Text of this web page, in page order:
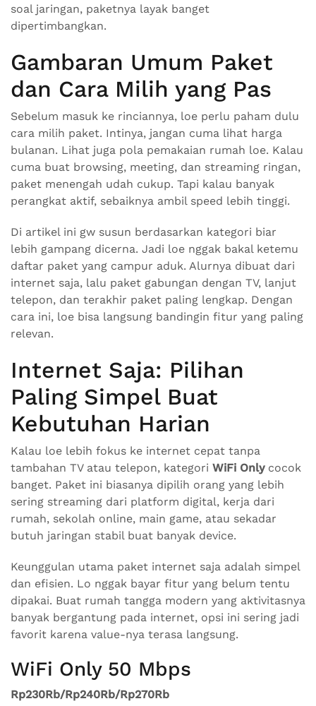
soal jaringan, paketnya layak banget
dipertimbangkan.
Gambaran Umum Paket
dan Cara Milih yang Pas
Sebelum masuk ke rinciannya, loe perlu paham dulu
cara milih paket. Intinya, jangan cuma lihat harga
bulanan. Lihat juga pola pemakaian rumah loe. Kalau
cuma buat browsing, meeting, dan streaming ringan,
paket menengah udah cukup. Tapi kalau banyak
perangkat aktif, sebaiknya ambil speed lebih tinggi.
Di artikel ini gw susun berdasarkan kategori biar
lebih gampang dicerna. Jadi loe nggak bakal ketemu
daftar paket yang campur aduk. Alurnya dibuat dari
internet saja, lalu paket gabungan dengan TV, lanjut
telepon, dan terakhir paket paling lengkap. Dengan
cara ini, loe bisa langsung bandingin fitur yang paling
relevan.
Internet Saja: Pilihan
Paling Simpel Buat
Kebutuhan Harian
Kalau loe lebih fokus ke internet cepat tanpa
tambahan TV atau telepon, kategori WiFi Onlycocok
banget. Paket ini biasanya dipilih orang yang lebih
sering streaming dari platform digital, kerja dari
rumah, sekolah online, main game, atau sekadar
butuh jaringan stabil buat banyak device.
Keunggulan utama paket internet saja adalah simpel
dan efisien. Lo nggak bayar fitur yang belum tentu
dipakai. Buat rumah tangga modern yang aktivitasnya
banyak bergantung pada internet, opsi ini sering jadi
favorit karena value-nya terasa langsung.
WiFi Only 50 Mbps
Rp230Rb/Rp240Rb/Rp270Rb